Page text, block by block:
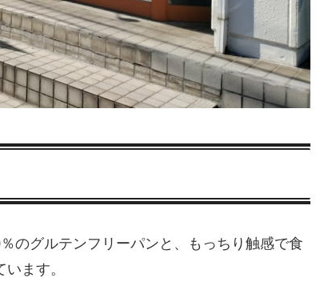
のグルテンフリーパンと、もっちり触感で食
ます。